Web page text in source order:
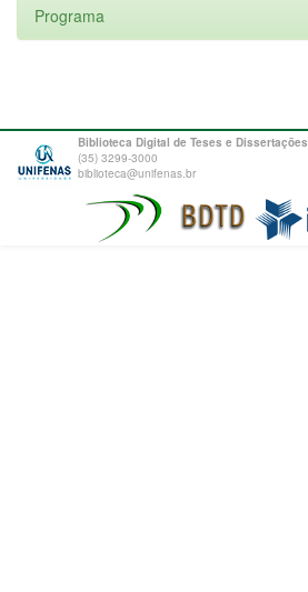
Programa
Biblioteca Digital de Teses e Dissertações
(35) 3299-3000
biblioteca@unifenas.br